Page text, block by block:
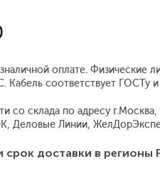
оплате. Физические
соответствует ГОСТу
склада по адресу
Деловые Линии,
доставки в